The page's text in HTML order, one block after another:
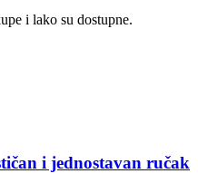
i lako su dostupne.
i jednostavan ručak